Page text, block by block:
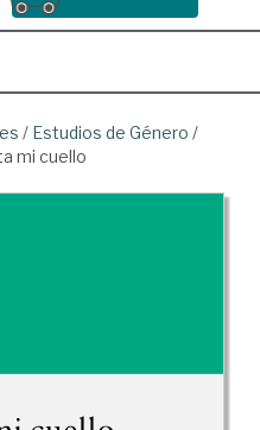
/ Estudios de Género /
mi cuello